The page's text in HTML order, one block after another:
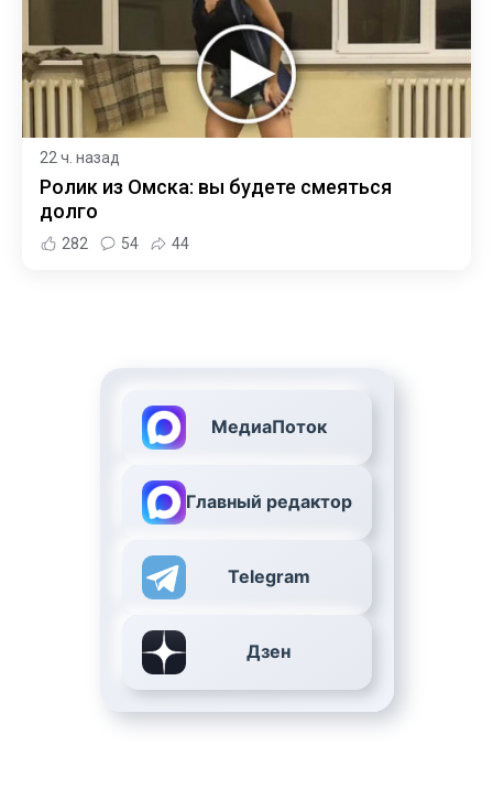
22 ч. назад
Ролик из Омска: вы будете смеяться
долго
282 54 44
МедиаПоток
Главный редактор
Telegram
Дзен